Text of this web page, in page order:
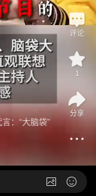
：“大脑袋”
评论
1
分享